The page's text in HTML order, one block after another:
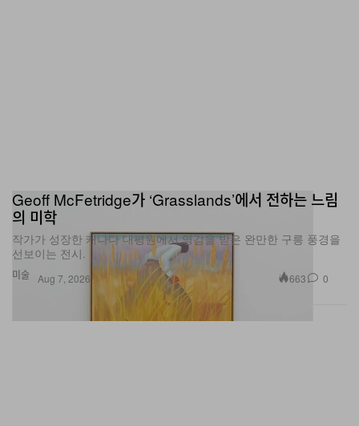
미술
Geoff McFetridge가 ‘Grasslands’에서 전하는 느림
의 미학
작가가 성장한 캐나다 대평원에서 영감을 받은 완만한 구릉 풍경을
선보이는 전시.
Aug 7, 2026 663 0